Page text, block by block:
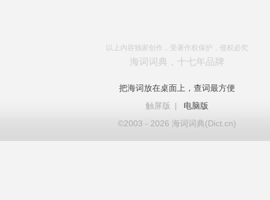
以上内容独家创作，受著作权保护，侵权必究
海词词典，十七年品牌
把海词放在桌面上，查词最方便
触屏版
|
电脑版
©2003 - 2026 海词词典(Dict.cn)